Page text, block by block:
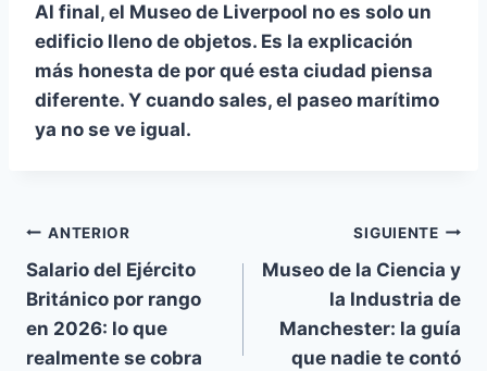
Al final, el Museo de Liverpool no es solo un
edificio lleno de objetos. Es la explicación
más honesta de por qué esta ciudad piensa
diferente. Y cuando sales, el paseo marítimo
ya no se ve igual.
Navegación
de
entradas
ANTERIOR
Salario del Ejército
Británico por rango
en 2026: lo que
realmente se cobra
SIGUIENTE
Museo de la Ciencia y
la Industria de
Manchester: la guía
que nadie te contó